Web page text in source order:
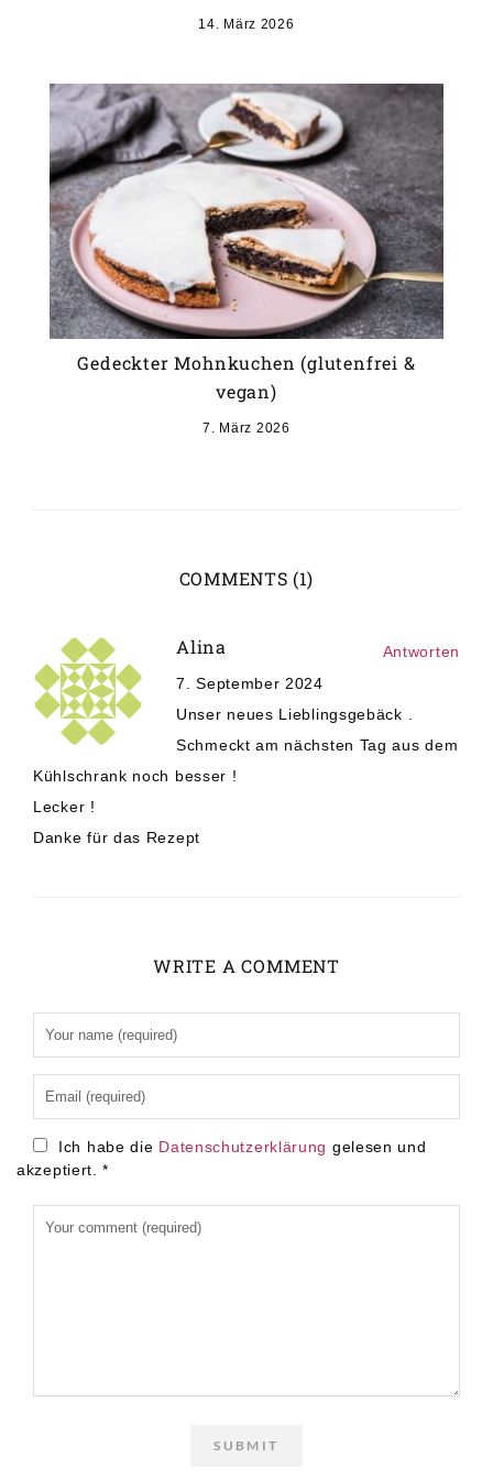
14. März 2026
Gedeckter Mohnkuchen (glutenfrei &
vegan)
7. März 2026
COMMENTS (1)
Alina
7. September 2024
Unser neues Lieblingsgebäck .
Schmeckt am nächsten Tag aus dem
Kühlschrank noch besser !
Lecker !
Danke für das Rezept
Antworten
WRITE A COMMENT
Ich habe die Datenschutzerklärung gelesen und
akzeptiert.
*